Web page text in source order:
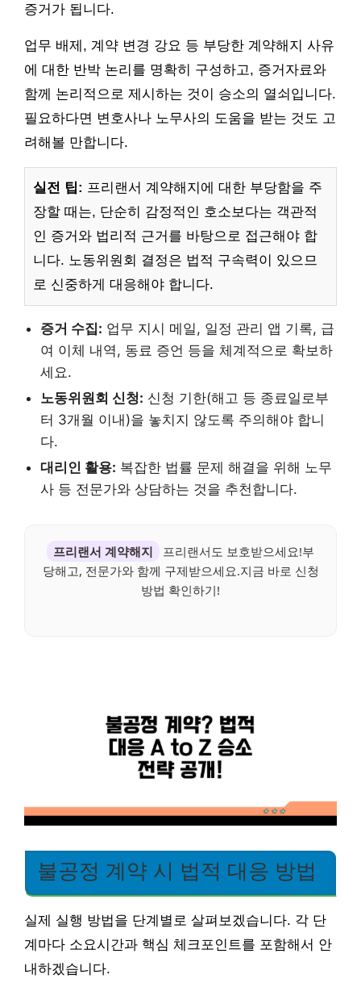
증거가 됩니다.
업무 배제, 계약 변경 강요 등 부당한 계약해지 사유
에 대한 반박 논리를 명확히 구성하고, 증거자료와
함께 논리적으로 제시하는 것이 승소의 열쇠입니다.
필요하다면 변호사나 노무사의 도움을 받는 것도 고
려해볼 만합니다.
실전 팁: 프리랜서 계약해지에 대한 부당함을 주
장할 때는, 단순히 감정적인 호소보다는 객관적
인 증거와 법리적 근거를 바탕으로 접근해야 합
니다. 노동위원회 결정은 법적 구속력이 있으므
로 신중하게 대응해야 합니다.
증거 수집: 업무 지시 메일, 일정 관리 앱 기록, 급
여 이체 내역, 동료 증언 등을 체계적으로 확보하
세요.
노동위원회 신청: 신청 기한(해고 등 종료일로부
터 3개월 이내)을 놓치지 않도록 주의해야 합니
다.
대리인 활용: 복잡한 법률 문제 해결을 위해 노무
사 등 전문가와 상담하는 것을 추천합니다.
프리랜서 계약해지
프리랜서도 보호받으세요!부
당해고, 전문가와 함께 구제받으세요.지금 바로 신청
방법 확인하기!
불공정 계약 시 법적 대응 방법
실제 실행 방법을 단계별로 살펴보겠습니다. 각 단
계마다 소요시간과 핵심 체크포인트를 포함해서 안
내하겠습니다.